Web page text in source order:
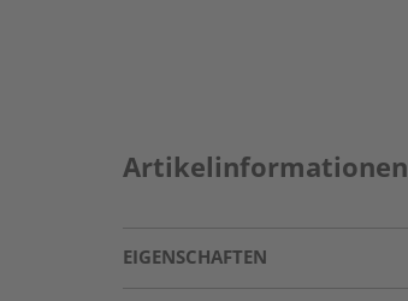
Artikelinformationen
EIGENSCHAFTEN